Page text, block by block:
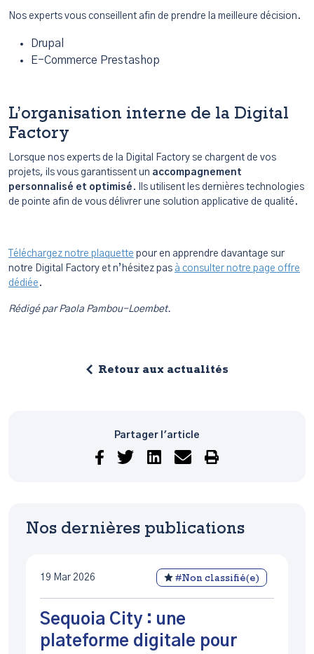
Nos experts vous conseillent afin de prendre la meilleure décision.
Drupal
E-Commerce Prestashop
L’organisation interne de la Digital
Factory
Lorsque nos experts de la Digital Factory se chargent de vos
projets, ils vous garantissent un accompagnement
personnalisé et optimisé . Ils utilisent les dernières technologies
de pointe afin de vous délivrer une solution applicative de qualité.
Téléchargez notre plaquette pour en apprendre davantage sur
notre Digital Factory et n’hésitez pas à consulter notre page offre
dédiée .
Rédigé par Paola Pambou-Loembet.
Partager l'article
Nos dernières publications
19 Mar 2026 #Non classifié(e)
Sequoia City : une
plateforme digitale pour
Retour aux actualités